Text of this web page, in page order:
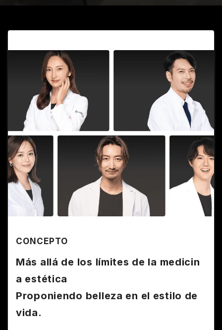
CONCEPTO
Más allá de los límites de la medicin
a estética
Proponiendo belleza en el estilo de
vida.